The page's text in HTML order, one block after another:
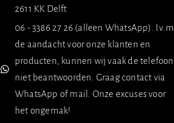
2611 KK Delft
06 - 3386 27 26 (alleen WhatsApp). I.v.m.
de aandacht voor onze klanten en
producten, kunnen wij vaak de telefoon
niet beantwoorden. Graag contact via
WhatsApp of mail. Onze excuses voor
het ongemak!